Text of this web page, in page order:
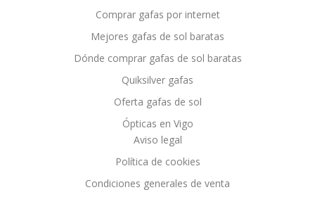
Comprar gafas por internet
Mejores gafas de sol baratas
Dónde comprar gafas de sol baratas
Quiksilver gafas
Oferta gafas de sol
Ópticas en Vigo
Aviso legal
Política de cookies
Condiciones generales de venta